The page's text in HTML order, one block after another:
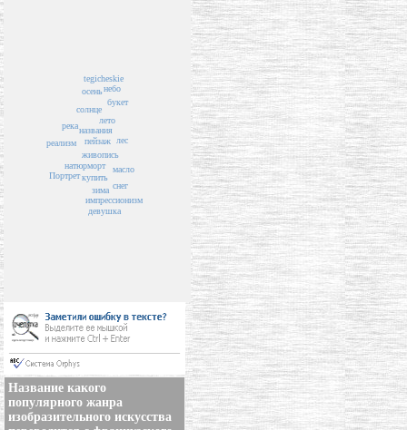
пейзаж
названия
живопись
лето
натюрморт
купить
солнце
лес
зима
осень
букет
масло
река
снег
tegicheskie
реализм
небо
импрессионизм
Портрет
девушка
Название какого
популярного жанра
изобразительного искусства